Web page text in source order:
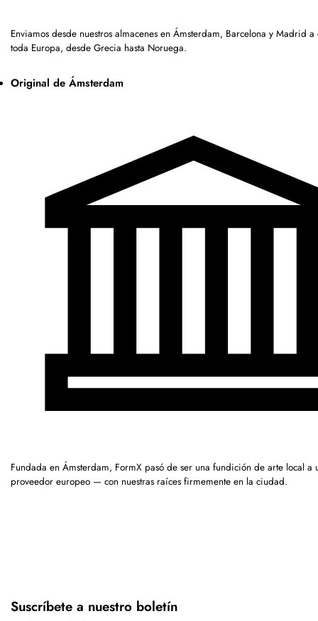
Enviamos desde nuestros almacenes en Ámsterdam, Barcelona y Madrid a
toda Europa, desde Grecia hasta Noruega.
Original de Ámsterdam
Fundada en Ámsterdam, FormX pasó de ser una fundición de arte local a
proveedor europeo — con nuestras raíces firmemente en la ciudad.
Suscríbete a nuestro boletín